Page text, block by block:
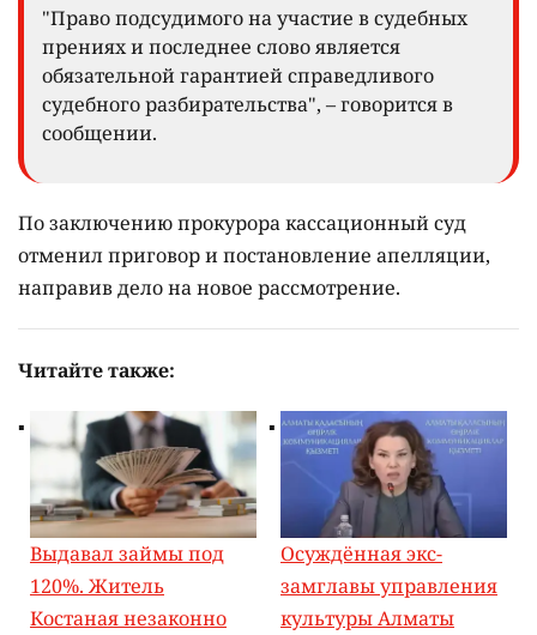
"Право подсудимого на участие в судебных
прениях и последнее слово является
обязательной гарантией справедливого
судебного разбирательства", – говорится в
сообщении.
По заключению прокурора кассационный суд
отменил приговор и постановление апелляции,
направив дело на новое рассмотрение.
Читайте также:
Выдавал займы под
120%. Житель
Костаная незаконно
Осуждённая экс-
замглавы управления
культуры Алматы